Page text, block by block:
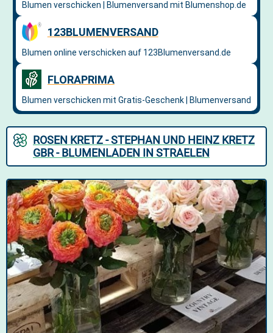
ROSEN KRETZ - STEPHAN UND HEINZ KRETZ
GBR - BLUMENLADEN IN STRAELEN